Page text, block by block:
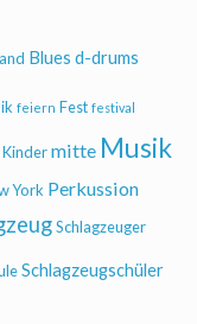
Blues d-drums
feiern Fest festival
Kinder mitte Musik
York Perkussion
Schlagzeuger
Schlagzeugschüler